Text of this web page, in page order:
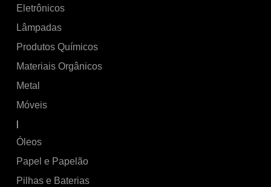
Eletrônicos
Lâmpadas
Produtos Químicos
Materiais Orgânicos
Metal
Móveis
|
Óleos
Papel e Papelão
Pilhas e Baterias